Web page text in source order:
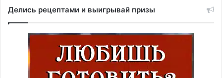
Делись рецептами и выигрывай призы